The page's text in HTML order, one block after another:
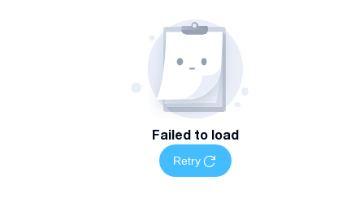
Failed to load
Retry